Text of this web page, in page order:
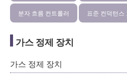
분자 흐름 컨트롤러 표준 컨덕턴스
가스 정제 장치
가스 정제 장치